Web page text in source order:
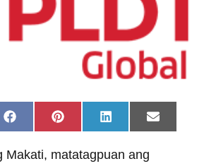
Share
on
F
a
e
Share
on
P
i
t
Share
on
L
i
k
Share
on
E
m
Makati, matatagpuan ang